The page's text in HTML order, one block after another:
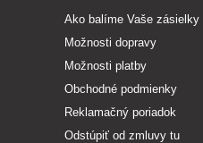
Ako balíme Vaše zásielky
Možnosti dopravy
Možnosti platby
Obchodné podmienky
Reklamačný poriadok
Odstúpiť od zmluvy tu